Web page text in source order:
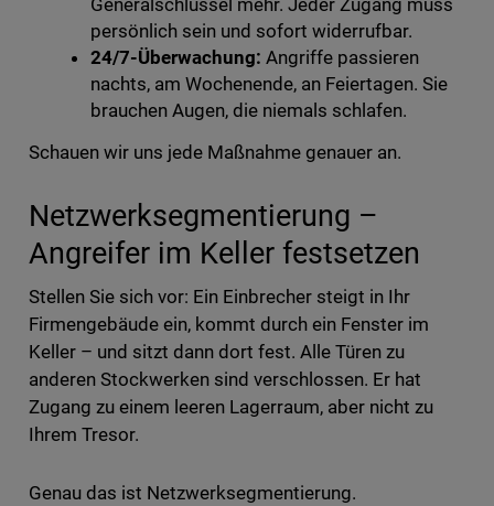
Generalschlüssel mehr. Jeder Zugang muss
persönlich sein und sofort widerrufbar.
24/7-Überwachung: Angriffe passieren
nachts, am Wochenende, an Feiertagen. Sie
brauchen Augen, die niemals schlafen.
Schauen wir uns jede Maßnahme genauer an.
Netzwerksegmentierung –
Angreifer im Keller festsetzen
Stellen Sie sich vor: Ein Einbrecher steigt in Ihr
Firmengebäude ein, kommt durch ein Fenster im
Keller – und sitzt dann dort fest. Alle Türen zu
anderen Stockwerken sind verschlossen. Er hat
Zugang zu einem leeren Lagerraum, aber nicht zu
Ihrem Tresor.
Genau das ist Netzwerksegmentierung.